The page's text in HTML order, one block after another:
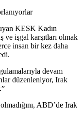
KESK Kadın
ve işgal karşıtları olmak
insan bir kez daha
devam
düzenleniyor, Irak
ABD’de Irak